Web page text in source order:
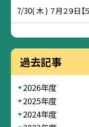
7/30( 木 ) ７月２９日
過去記事
2026年度
2025年度
2024年度